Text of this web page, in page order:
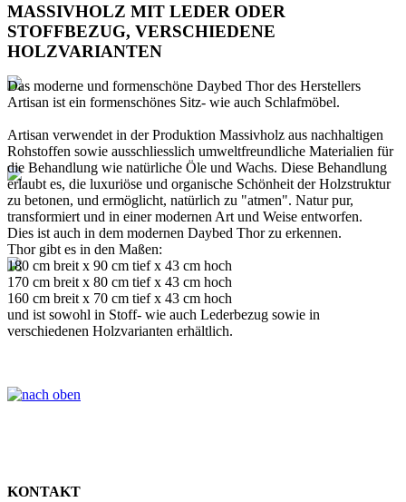
MASSIVHOLZ MIT LEDER ODER
STOFFBEZUG, VERSCHIEDENE
HOLZVARIANTEN
Das moderne und formenschöne Daybed Thor des Herstellers
Artisan ist ein formenschönes Sitz- wie auch Schlafmöbel.
Artisan verwendet in der Produktion Massivholz aus nachhaltigen
Rohstoffen sowie ausschliesslich umweltfreundliche Materialien für
die Behandlung wie natürliche Öle und Wachs. Diese Behandlung
erlaubt es, die luxuriöse und organische Schönheit der Holzstruktur
zu betonen, und ermöglicht, natürlich zu "atmen". Natur pur,
transformiert und in einer modernen Art und Weise entworfen.
Dies ist auch in dem modernen Daybed Thor zu erkennen.
Thor gibt es in den Maßen:
180 cm breit x 90 cm tief x 43 cm hoch
170 cm breit x 80 cm tief x 43 cm hoch
160 cm breit x 70 cm tief x 43 cm hoch
und ist sowohl in Stoff- wie auch Lederbezug sowie in
verschiedenen Holzvarianten erhältlich.
KONTAKT